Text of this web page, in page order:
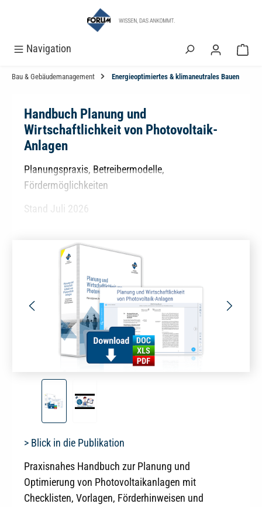
Navigation
Bau & Gebäudemanagement Energieoptimiertes & klimaneutrales Bauen
Handbuch Planung und
Wirtschaftlichkeit von Photovoltaik-
Anlagen
Planungspraxis, Betreibermodelle,
Fördermöglichkeiten
Stand Juli 2026
> Blick in die Publikation
Praxisnahes Handbuch zur Planung und
Optimierung von Photovoltaikanlagen mit
Checklisten, Vorlagen, Förderhinweisen und